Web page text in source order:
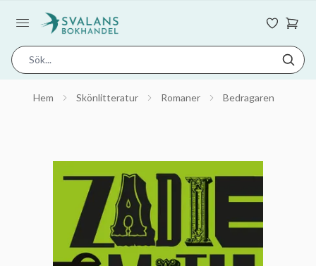
Hem Skönlitteratur Romaner Bedragaren